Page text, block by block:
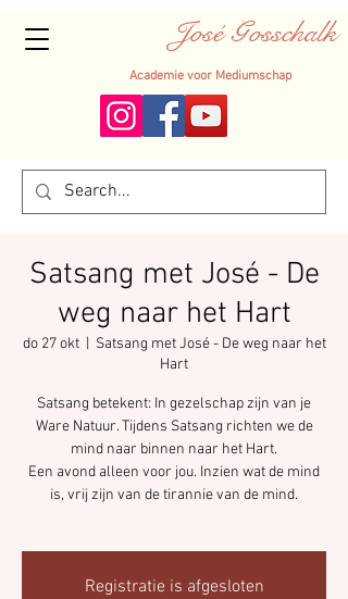
José Gosschalk
Academie voor Mediumschap
Satsang met José - De
weg naar het Hart
do 27 okt
  |
Satsang met José - De weg naar het
Hart
Satsang betekent: In gezelschap zijn van je
Ware Natuur. Tijdens Satsang richten we de
mind naar binnen naar het Hart.
Een avond alleen voor jou. Inzien wat de mind
is, vrij zijn van de tirannie van de mind.
Registratie is afgesloten